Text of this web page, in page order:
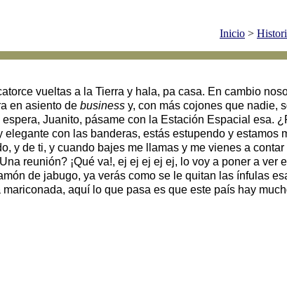
Inicio >
vueltas a la Tierra y hala, pa casa. En cambio
en asiento de business y, con más cojones que nadie,
Juanito, pásame con la Estación Espacial esa.
elegante con las banderas, estás estupendo y estamos
y de ti, y cuando bajes me llamas y me vienes a
reunión? ¡Qué va!, ej ej ej ej ej, lo voy a poner a ver
de jabugo, ya verás como se le quitan las ínfulas
aquí lo que pasa es que este país hay